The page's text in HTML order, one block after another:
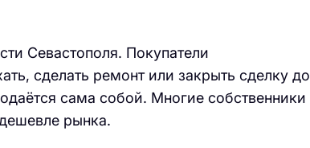
Севастополя. Покупатели
сделать ремонт или закрыть сделку до
сама собой. Многие собственники
рынка.